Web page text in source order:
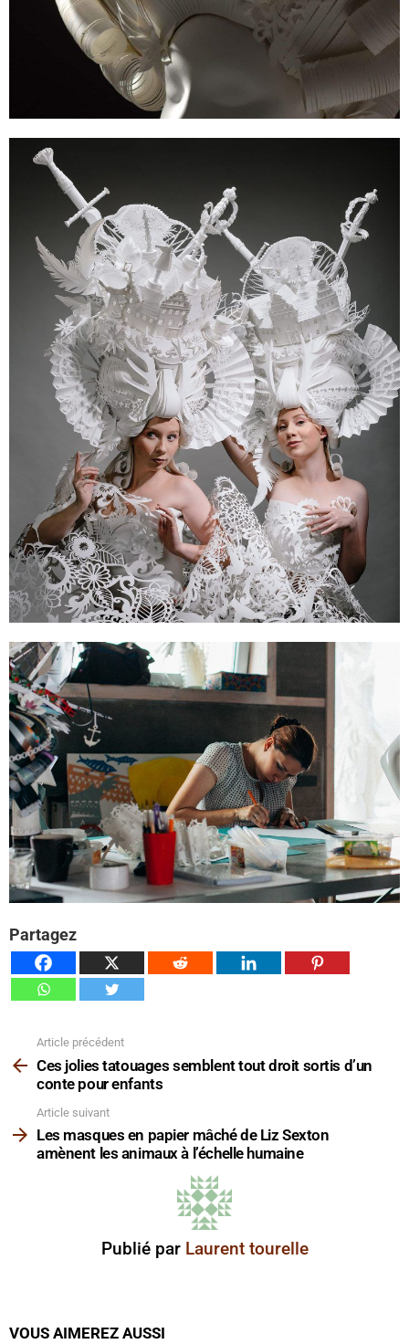
Partagez
plus
Article précédent
Ces jolies tatouages ​​semblent tout droit sortis d’un
conte pour enfants
Article suivant
Les masques en papier mâché de Liz Sexton
amènent les animaux à l’échelle humaine
Publié par Laurent tourelle
VOUS AIMEREZ AUSSI